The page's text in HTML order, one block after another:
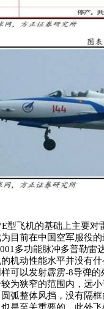
型飞机的基础上主要
目前在中国空军服役
多功能脉冲多普勒
机动性能水平并没有
可以发射霹雳-8导弹
为狭窄的范围内，远
弧整体风挡，没有隔